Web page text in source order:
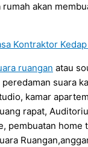
akan
ruangan atau
suara
kamar
rapat,
pembuatan